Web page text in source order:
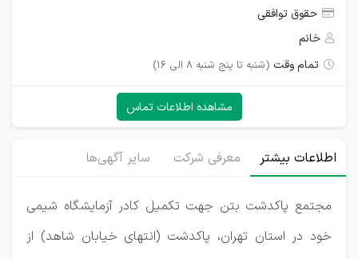
حقوق توافقی
خانم
تمام وقت (شنبه تا پنج شنبه 8 الی 16)
مشاهده اطلاعات تماس
اطلاعات بیشتر معرفی شرکت سایر آگهی‌ها
مجتمع پاکدشت بتن جهت تکمیل کادر آزمایشگاه شیمی
خود در استان تهران، پاکدشت (انتهای خیابان شاهد) از